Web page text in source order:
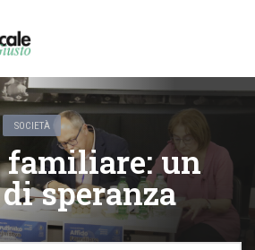
SOCIETÀ
un
speranza